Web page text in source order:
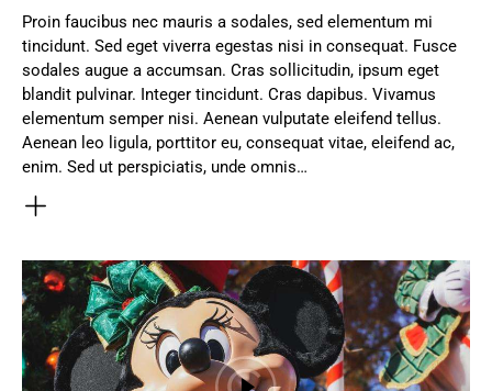
Proin faucibus nec mauris a sodales, sed elementum mi
tincidunt. Sed eget viverra egestas nisi in consequat. Fusce
sodales augue a accumsan. Cras sollicitudin, ipsum eget
blandit pulvinar. Integer tincidunt. Cras dapibus. Vivamus
elementum semper nisi. Aenean vulputate eleifend tellus.
Aenean leo ligula, porttitor eu, consequat vitae, eleifend ac,
enim. Sed ut perspiciatis, unde omnis…